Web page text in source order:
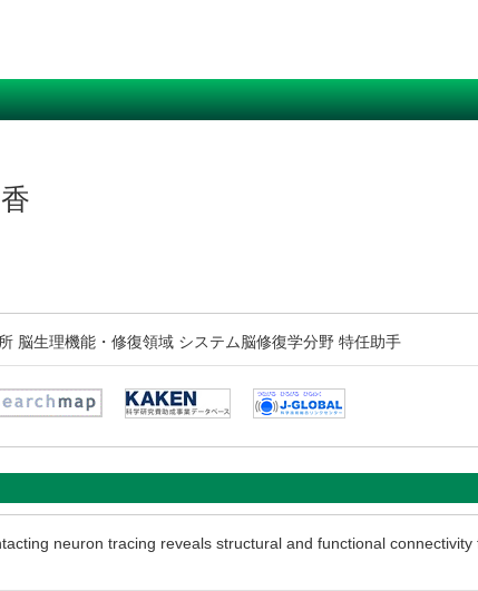
脳生理機能・修復領域 システム脳修復学分野 特任助手
neuron tracing reveals structural and functional